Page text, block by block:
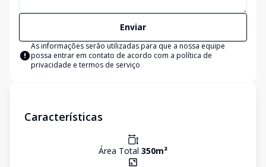
Enviar
As informações serão utilizadas para que a nossa equipe
possa entrar em contato de acordo com a política de
privacidade e termos de serviço
Características
Área Total 350m²